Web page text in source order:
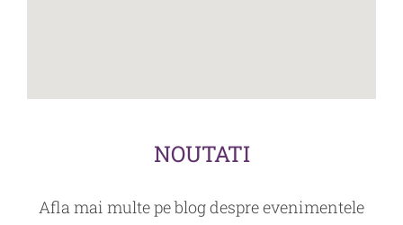
NOUTATI
Afla mai multe pe blog despre evenimentele